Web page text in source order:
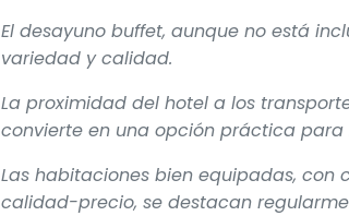
El desayuno buffet, aunque no está
variedad y calidad.
La proximidad del hotel a los
convierte en una opción práctica para
Las habitaciones bien equipadas,
calidad-precio, se destacan